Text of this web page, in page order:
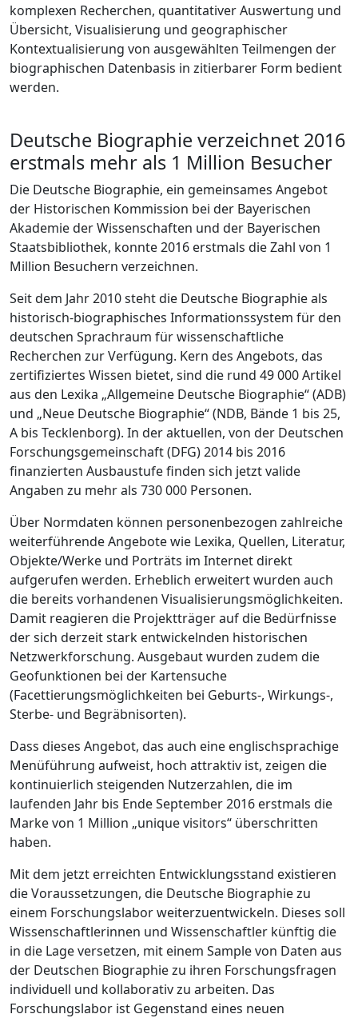
komplexen Recherchen, quantitativer Auswertung und
Übersicht, Visualisierung und geographischer
Kontextualisierung von ausgewählten Teilmengen der
biographischen Datenbasis in zitierbarer Form bedient
werden.
Deutsche Biographie verzeichnet 2016
erstmals mehr als 1 Million Besucher
Die Deutsche Biographie, ein gemeinsames Angebot
der Historischen Kommission bei der Bayerischen
Akademie der Wissenschaften und der Bayerischen
Staatsbibliothek, konnte 2016 erstmals die Zahl von 1
Million Besuchern verzeichnen.
Seit dem Jahr 2010 steht die Deutsche Biographie als
historisch-biographisches Informationssystem für den
deutschen Sprachraum für wissenschaftliche
Recherchen zur Verfügung. Kern des Angebots, das
zertifiziertes Wissen bietet, sind die rund 49 000 Artikel
aus den Lexika „Allgemeine Deutsche Biographie“ (ADB)
und „Neue Deutsche Biographie“ (NDB, Bände 1 bis 25,
A bis Tecklenborg). In der aktuellen, von der Deutschen
Forschungsgemeinschaft (DFG) 2014 bis 2016
finanzierten Ausbaustufe finden sich jetzt valide
Angaben zu mehr als 730 000 Personen.
Über Normdaten können personenbezogen zahlreiche
weiterführende Angebote wie Lexika, Quellen, Literatur,
Objekte/Werke und Porträts im Internet direkt
aufgerufen werden. Erheblich erweitert wurden auch
die bereits vorhandenen Visualisierungsmöglichkeiten.
Damit reagieren die Projektträger auf die Bedürfnisse
der sich derzeit stark entwickelnden historischen
Netzwerkforschung. Ausgebaut wurden zudem die
Geofunktionen bei der Kartensuche
(Facettierungsmöglichkeiten bei Geburts-, Wirkungs-,
Sterbe- und Begräbnisorten).
Dass dieses Angebot, das auch eine englischsprachige
Menüführung aufweist, hoch attraktiv ist, zeigen die
kontinuierlich steigenden Nutzerzahlen, die im
laufenden Jahr bis Ende September 2016 erstmals die
Marke von 1 Million „unique visitors“ überschritten
haben.
Mit dem jetzt erreichten Entwicklungsstand existieren
die Voraussetzungen, die Deutsche Biographie zu
einem Forschungslabor weiterzuentwickeln. Dieses soll
Wissenschaftlerinnen und Wissenschaftler künftig die
in die Lage versetzen, mit einem Sample von Daten aus
der Deutschen Biographie zu ihren Forschungsfragen
individuell und kollaborativ zu arbeiten. Das
Forschungslabor ist Gegenstand eines neuen